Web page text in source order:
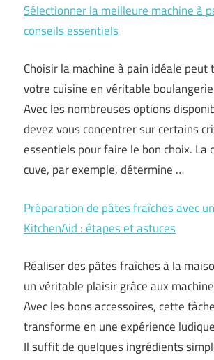
Sélectionner la meilleure machine à
conseils essentiels
Choisir la machine à pain idéale
votre cuisine en véritable
Avec les nombreuses options
devez vous concentrer sur certains
essentiels pour faire le bon choix. La
cuve, par exemple, détermine …
Préparation de pâtes fraîches avec
KitchenAid : étapes et astuces
Réaliser des pâtes fraîches à la
un véritable plaisir grâce aux
Avec les bons accessoires, cette
transforme en une expérience
Il suffit de quelques ingrédients